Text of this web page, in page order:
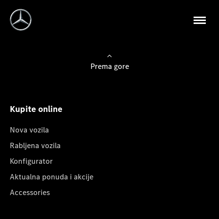
Prema gore
Kupite online
Nova vozila
Rabljena vozila
Konfigurator
Aktualna ponuda i akcije
Accessories